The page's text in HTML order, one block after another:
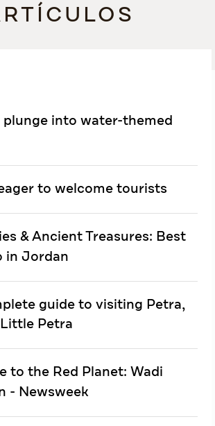
plunge into water-themed
to welcome tourists
& Ancient Treasures: Best
in Jordan
guide to visiting Petra,
Petra
to the Red Planet: Wadi
- Newsweek